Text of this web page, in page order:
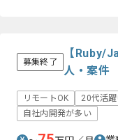
募集終了
【Ruby/
人・案件
リモートOK 20代活躍
自社内開発が多い